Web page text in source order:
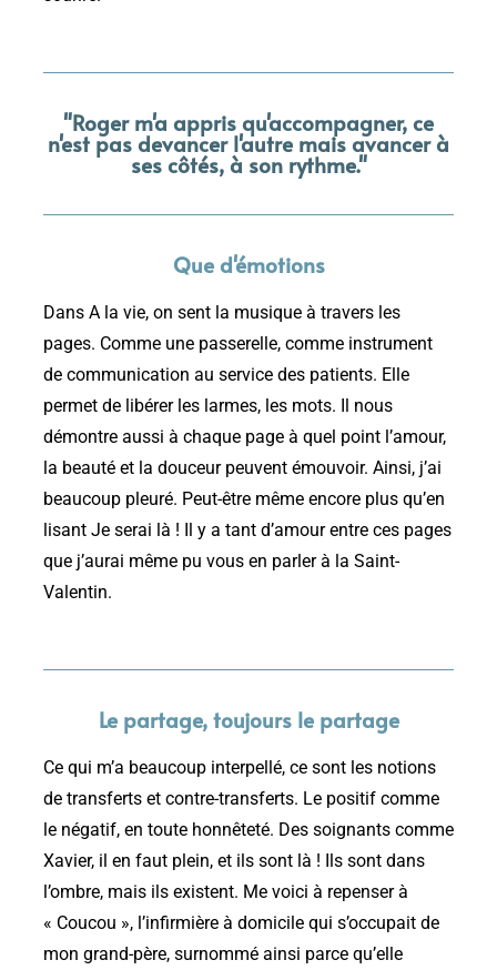
"Roger m'a appris qu'accompagner, ce
n'est pas devancer l'autre mais avancer à
ses côtés, à son rythme."
Que d'émotions
Dans A la vie, on sent la musique à travers les
pages. Comme une passerelle, comme instrument
de communication au service des patients. Elle
permet de libérer les larmes, les mots. Il nous
démontre aussi à chaque page à quel point l’amour,
la beauté et la douceur peuvent émouvoir. Ainsi, j’ai
beaucoup pleuré. Peut-être même encore plus qu’en
lisant Je serai là ! Il y a tant d’amour entre ces pages
que j’aurai même pu vous en parler à la Saint-
Valentin.
Le partage, toujours le partage
Ce qui m’a beaucoup interpellé, ce sont les notions
de transferts et contre-transferts. Le positif comme
le négatif, en toute honnêteté. Des soignants comme
Xavier, il en faut plein, et ils sont là ! Ils sont dans
l’ombre, mais ils existent. Me voici à repenser à
« Coucou », l’infirmière à domicile qui s’occupait de
mon grand-père, surnommé ainsi parce qu’elle